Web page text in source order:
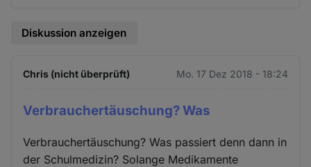
Diskussion anzeigen
Chris (nicht überprüft) Mo. 17 Dez 2018 - 18:24
Verbrauchertäuschung? Was
Verbrauchertäuschung? Was passiert denn dann in
der Schulmedizin? Solange Medikamente